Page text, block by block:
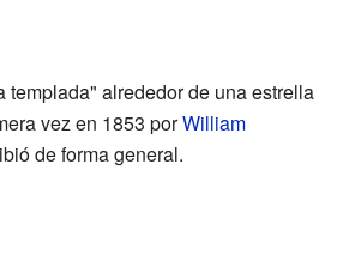
templada" alrededor de una estrella
vez en 1853 porWilliam
de forma general.